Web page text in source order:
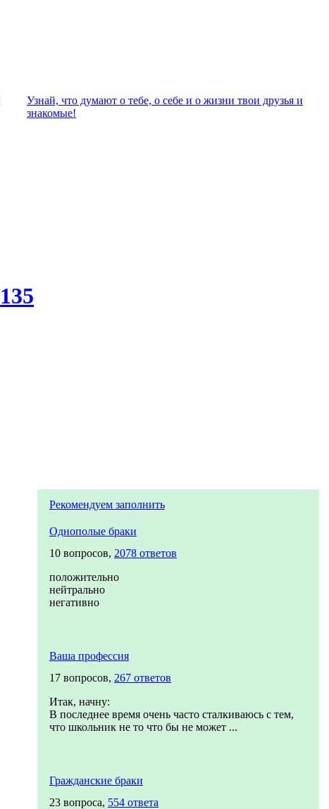
Узнай, что думают о тебе, о себе и о жизни твои друзья и
знакомые!
135
Рекомендуем заполнить
Однополые браки
10 вопросов, 2078 ответов
положительно
нейтрально
негативно
Ваша профессия
17 вопросов, 267 ответов
Итак, начну:
В последнее время очень часто сталкиваюсь с тем,
что школьник не то что бы не может ...
Гражданские браки
23 вопроса, 554 ответа